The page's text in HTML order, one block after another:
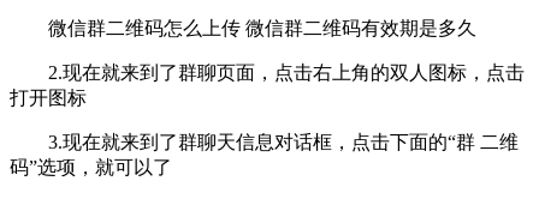
微信群二维码怎么上传 微信群二维码有效期是多久
2.现在就来到了群聊页面，点击右上角的双人图标，点击
打开图标
3.现在就来到了群聊天信息对话框，点击下面的“群 二维
码”选项，就可以了